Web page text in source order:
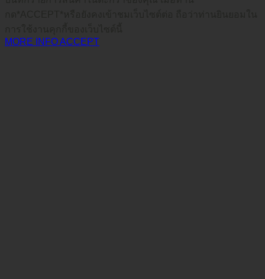
MORE INFOACCEPT